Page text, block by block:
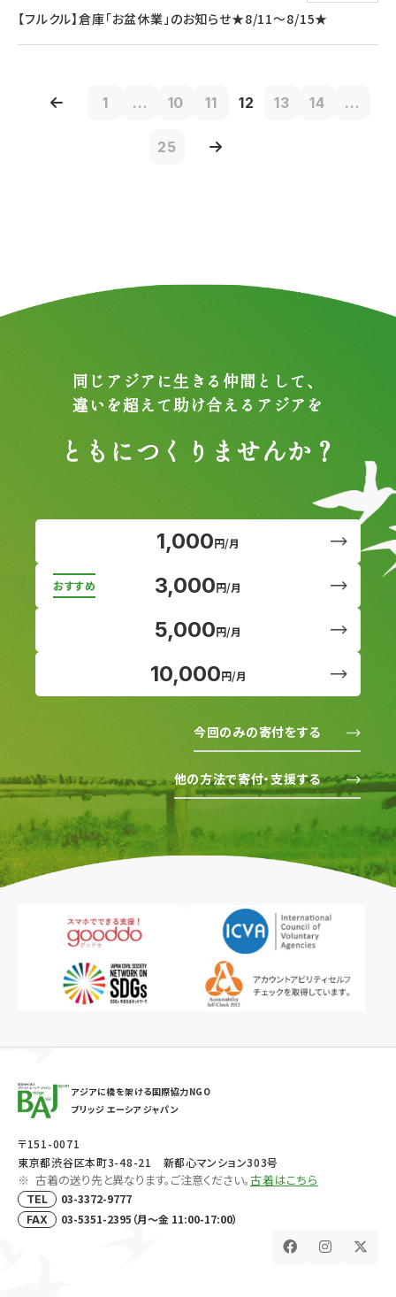
【フルクル】倉庫「お盆休業」のお知らせ★8/11～8/15★
1 ... 10 11 12 13 14 ...
25
同じアジアに生きる仲間として、
違いを超えて助け合えるアジアを
ともにつくりませんか？
1,000円/月
3,000円/月
5,000円/月
10,000円/月
今回のみの寄付をする
他の方法で寄付・支援する
アジアに橋を架ける国際協力NGO
ブリッジ エーシア ジャパン
〒151-0071
東京都渋谷区本町3-48-21 新都心マンション303号
古着の送り先と異なります。ご注意ください。古着はこちら
TEL 03-3372-9777
FAX 03-5351-2395（月～金 11:00-17:00）